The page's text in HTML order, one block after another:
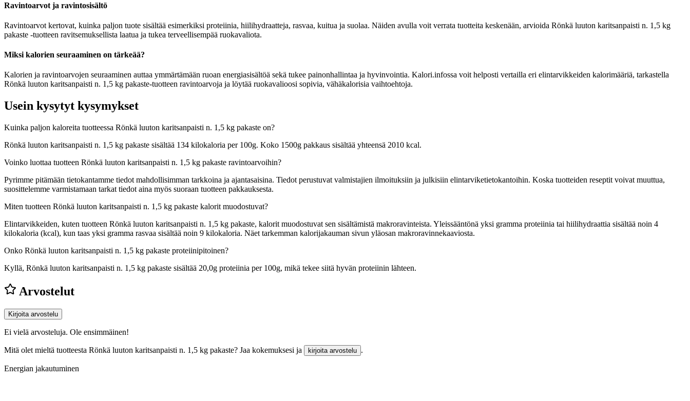
Ravintoarvot ja ravintosisältö
Ravintoarvot kertovat, kuinka paljon tuote sisältää esimerkiksi proteiinia, hiilihydraatteja, rasvaa, kuitua ja suolaa. Näiden avulla voit verrata tuotteita keskenään, arvioida Rönkä luuton karitsanpaisti n. 1,5 kg
pakaste -tuotteen ravitsemuksellista laatua ja tukea terveellisempää ruokavaliota.
Miksi kalorien seuraaminen on tärkeää?
Kalorien ja ravintoarvojen seuraaminen auttaa ymmärtämään ruoan energiasisältöä sekä tukee painonhallintaa ja hyvinvointia. Kalori.infossa voit helposti vertailla eri elintarvikkeiden kalorimääriä, tarkastella
Rönkä luuton karitsanpaisti n. 1,5 kg pakaste-tuotteen ravintoarvoja ja löytää ruokavalioosi sopivia, vähäkalorisia vaihtoehtoja.
Usein kysytyt kysymykset
Kuinka paljon kaloreita tuotteessa Rönkä luuton karitsanpaisti n. 1,5 kg pakaste on?
Rönkä luuton karitsanpaisti n. 1,5 kg pakaste sisältää 134 kilokaloria per 100g. Koko 1500g pakkaus sisältää yhteensä 2010 kcal.
Voinko luottaa tuotteen Rönkä luuton karitsanpaisti n. 1,5 kg pakaste ravintoarvoihin?
Pyrimme pitämään tietokantamme tiedot mahdollisimman tarkkoina ja ajantasaisina. Tiedot perustuvat valmistajien ilmoituksiin ja julkisiin elintarviketietokantoihin. Koska tuotteiden reseptit voivat muuttua,
suosittelemme varmistamaan tarkat tiedot aina myös suoraan tuotteen pakkauksesta.
Miten tuotteen Rönkä luuton karitsanpaisti n. 1,5 kg pakaste kalorit muodostuvat?
Elintarvikkeiden, kuten tuotteen Rönkä luuton karitsanpaisti n. 1,5 kg pakaste, kalorit muodostuvat sen sisältämistä makroravinteista. Yleissääntönä yksi gramma proteiinia tai hiilihydraattia sisältää noin 4
kilokaloria (kcal), kun taas yksi gramma rasvaa sisältää noin 9 kilokaloria. Näet tarkemman kalorijakauman sivun yläosan makroravinnekaaviosta.
Onko Rönkä luuton karitsanpaisti n. 1,5 kg pakaste proteiinipitoinen?
Kyllä, Rönkä luuton karitsanpaisti n. 1,5 kg pakaste sisältää 20,0g proteiinia per 100g, mikä tekee siitä hyvän proteiinin lähteen.
Arvostelut
Kirjoita arvostelu
Ei vielä arvosteluja. Ole ensimmäinen!
Mitä olet mieltä tuotteesta Rönkä luuton karitsanpaisti n. 1,5 kg pakaste? Jaa kokemuksesi ja kirjoita arvostelu .
Energian jakautuminen